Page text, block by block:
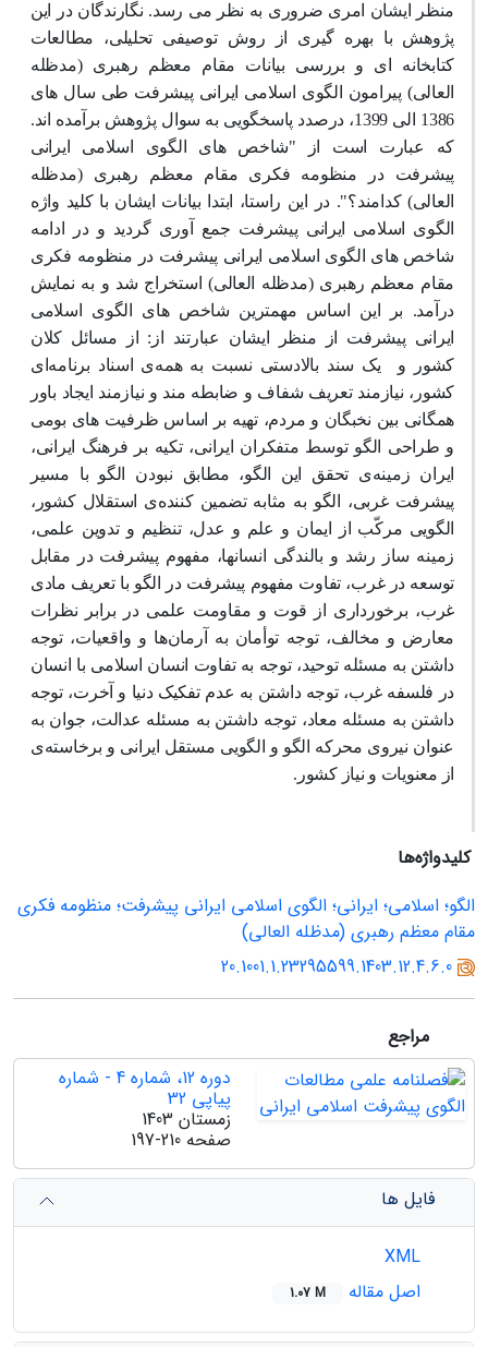
منظر ایشان امری ضروری به نظر می رسد. نگارندگان در این
پژوهش با بهره گیری از روش توصیفی تحلیلی، مطالعات
کتابخانه ای و بررسی بیانات مقام معظم رهبری (مدظله
العالی) پیرامون الگوی اسلامی ایرانی پیشرفت طی سال های
1386 الی 1399، درصدد پاسخگویی به سوال پژوهش برآمده اند.
که عبارت است از "شاخص های الگوی اسلامی ایرانی
پیشرفت در منظومه فکری مقام معظم رهبری (مدظله
العالی) کدامند؟". در این راستا، ابتدا بیانات ایشان با کلید واژه
الگوی اسلامی ایرانی پیشرفت جمع آوری گردید و در ادامه
شاخص های الگوی اسلامی ایرانی پیشرفت در منظومه فکری
مقام معظم رهبری (مدظله العالی) استخراج شد و به نمایش
درآمد. بر این اساس مهمترین شاخص های الگوی اسلامی
ایرانی پیشرفت از منظر ایشان عبارتند از: از مسائل کلان
کشور و
یک سند بالادستی نسبت به همه‌ی اسناد برنامه‌ای
کشور، نیازمند تعریف شفاف و ضابطه ‌مند و نیازمند ایجاد باور
همگانی بین نخبگان و مردم، تهیه بر اساس ظرفیت های بومی
و طراحی الگو توسط متفکران ایرانی، تکیه بر فرهنگ ایرانی،
ایران زمینه‌ی تحقق این الگو، مطابق نبودن الگو با مسیر
پیشرفت غربی، الگو به مثابه تضمین کننده‌ی استقلال کشور،
الگویی مرکّب از ایمان و علم و عدل، تنظیم و تدوین علمی،
زمینه ساز رشد و بالندگی انسانها، مفهوم پیشرفت در مقابل
توسعه در غرب، تفاوت مفهوم پیشرفت در الگو با تعریف مادی
غرب، برخورداری از قوت و مقاومت علمی در برابر نظرات
معارض و مخالف، توجه توأمان به آرمان‌ها و واقعیات، توجه
داشتن به مسئله توحید، توجه به تفاوت انسان اسلامی با انسان
در فلسفه غرب، توجه داشتن به عدم تفکیک دنیا و آخرت، توجه
داشتن به مسئله معاد، توجه داشتن به مسئله عدالت، جوان به
عنوان نیروی محرکه الگو و الگویی مستقل ایرانی و برخاسته‌ی
از معنویات و نیاز کشور.
کلیدواژه‌ها
الگو؛ اسلامی؛ ایرانی؛ الگوی اسلامی ایرانی پیشرفت؛ منظومه فکری
مقام معظم رهبری (مدظله العالی)
20.1001.1.23295599.1403.12.4.6.0
مراجع
دوره 12، شماره 4 - شماره
پیاپی 32
زمستان 1403
صفحه 197-210
فایل ها
اصل مقاله
1.07 M